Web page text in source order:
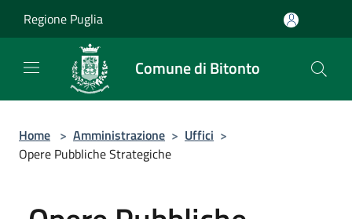
Regione Puglia
Comune di Bitonto
Home > Amministrazione > Uffici >
Opere Pubbliche Strategiche